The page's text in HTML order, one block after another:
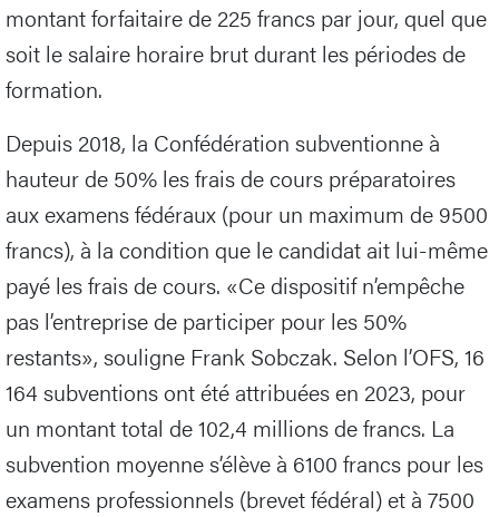
montant forfaitaire de 225 francs par jour, quel que
soit le salaire horaire brut durant les périodes de
formation.
Depuis 2018, la Confédération subventionne à
hauteur de 50% les frais de cours préparatoires
aux examens fédéraux (pour un maximum de 9500
francs), à la condition que le candidat ait lui-même
payé les frais de cours. «Ce dispositif n’empêche
pas l’entreprise de participer pour les 50%
restants», souligne Frank Sobczak. Selon l’OFS, 16
164 subventions ont été attribuées en 2023, pour
un montant total de 102,4 millions de francs. La
subvention moyenne s’élève à 6100 francs pour les
examens professionnels (brevet fédéral) et à 7500